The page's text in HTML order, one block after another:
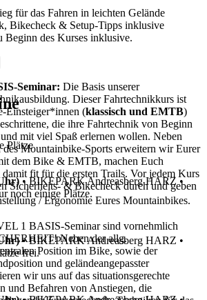
für das Fahren in leichten Gelände
Bikecheck & Setup-Tipps inklusive
Beginn des Kurses inklusive.
Seminar: Die Basis unserer
Dieser Fahrtechnikkurs ist
Einsteiger*innen (klassisch und EMTB)
die ihre Fahrtechnik von Beginn
mit viel Spaß erlernen wollen. Neben
Mountainbike-Sports erweitern wir Eurer
dem Bike & EMTB, machen Euch
damit fit für die ersten Trails. Vor jedem Kurs
Sicherheits- & Bikecheck durch und geben
/ Ergonomie Eures Mountainbikes.
1 BASIS-Seminar sind vornehmlich
Neben der allg.
Position im Bike, sowie der
und geländeangepasster
wir uns auf das situationsgerechte
und Befahren von Anstiegen, die
Plätze
• BIKEPARK Andreasberg HARZ•
noch einige Plätze.
• BIKEPARK Andreasberg HARZ •
frei.